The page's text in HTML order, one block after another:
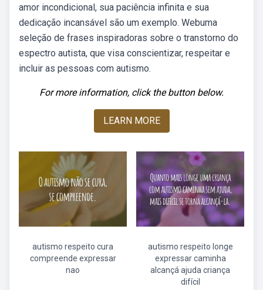
amor incondicional, sua paciência infinita e sua
dedicação incansável são um exemplo. Webuma
seleção de frases inspiradoras sobre o transtorno do
espectro autista, que visa conscientizar, respeitar e
incluir as pessoas com autismo.
For more information, click the button below.
LEARN MORE
autismo respeito cura
compreende expressar
nao
autismo respeito longe
expressar caminha
alcançá ajuda criança
difícil